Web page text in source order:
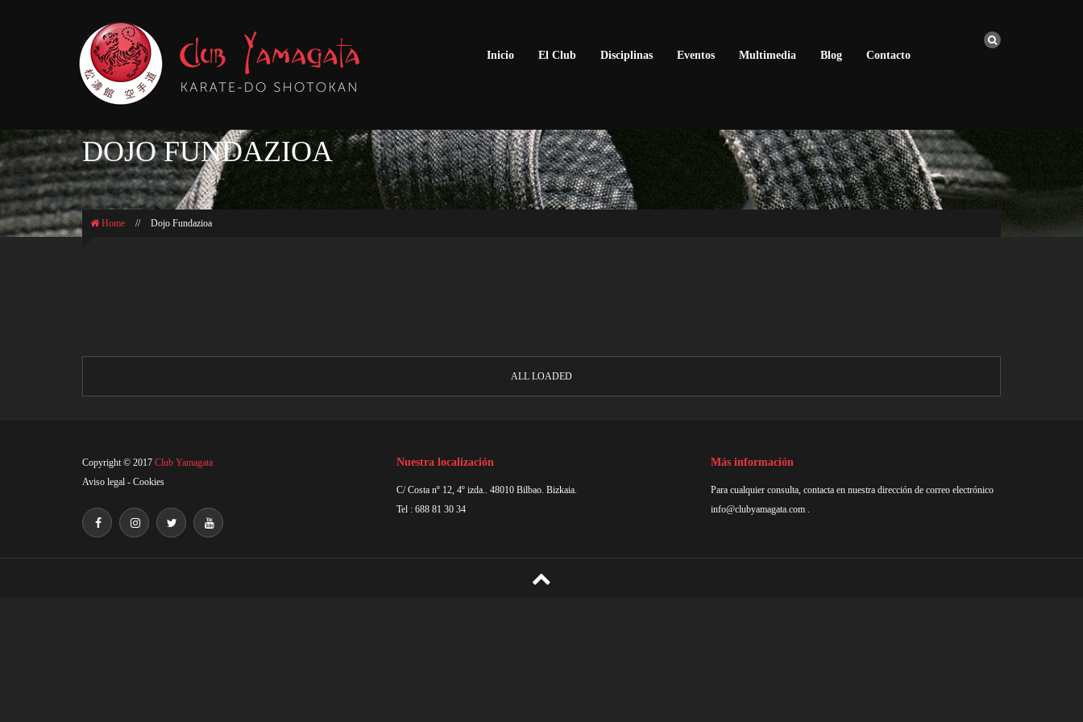
Inicio El Club Disciplinas Eventos Multimedia Blog Contacto
DOJO FUNDAZIOA
Home // Dojo Fundazioa
ALL LOADED
Copyright © 2017 Club Yamagata
Aviso legal - Cookies
Nuestra localización
C/ Costa nº 12, 4º izda.. 48010 Bilbao. Bizkaia.
Tel : 688 81 30 34
Más información
Para cualquier consulta, contacta en nuestra dirección de correo electrónico
info@clubyamagata.com .